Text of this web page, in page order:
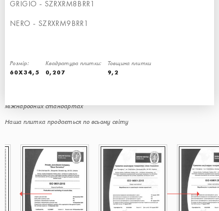
GRIGIO - SZRXRM8BRR1
NERO - SZRXRM9BRR1
Розмір:
60X34,5
Квадратура плитки:
0,207
Товщина плитки
9,2
ЯКІСТЬ ПІДТВЕРДЖЕНО
міжнародних стандартах
Наша плитка продається по всьому світу